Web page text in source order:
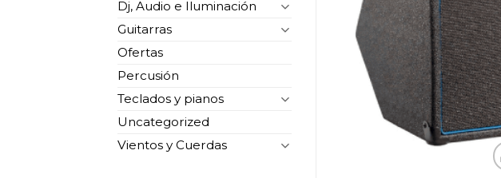
Dj, Audio e Iluminación
Guitarras
Ofertas
Percusión
Teclados y pianos
Uncategorized
Vientos y Cuerdas